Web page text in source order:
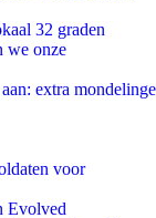
32 graden
we onze
extra mondelinge
voor
Evolved